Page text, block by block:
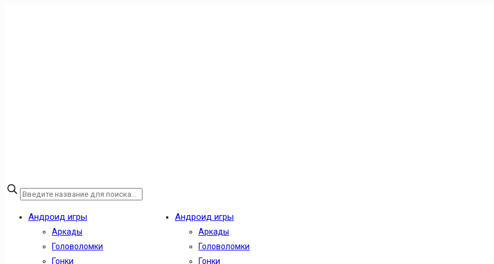
Андроид игры
Аркады
Головоломки
Гонки
Андроид игры
Аркады
Головоломки
Гонки